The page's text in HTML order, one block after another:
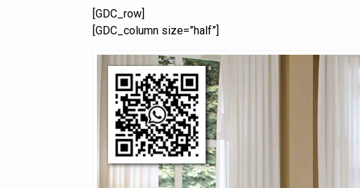
[GDC_row]
[GDC_column size=”half”]